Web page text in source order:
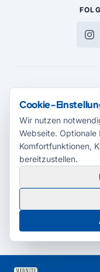
© 2026 Radio Potsdam.
Cookie-
Wir nutzen
Webseite. Optionale
Komfortfunktionen,
bereitzustellen.